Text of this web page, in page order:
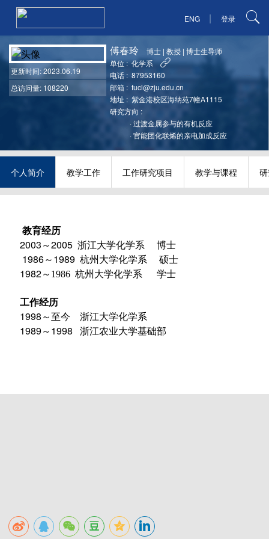
ENG | 登录
更新时间: 2023.06.19
总访问量: 108220
傅春玲 博士 |教授 |博士生导师
单位 : 化学系
电话 : 87953160
邮箱 : fucl@zju.edu.cn
地址 : 紫金港校区海纳苑7幢A1115
研究方向 :
·过渡金属参与的有机反应
·官能团化联烯的亲电加成反应
个人简介 教学工作 工作研究项目 教学与课程
教育经历
2003 ～2005 浙江大学化学系 博士
1986～ 1989 杭州大学化学系 硕士
1982～1986 杭州大学化学系 学士
工作经历
1998 ～至今 浙江大学化学系
1989～ 1998 浙江农业大学基础部